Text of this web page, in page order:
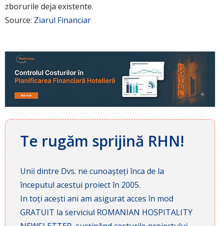
zborurile deja existente.
Source: Ziarul Financiar
Te rugăm sprijină RHN!
Unii dintre Dvs. ne cunoașteți înca de la
începutul acestui proiect în 2005.
In toți acești ani am asigurat acces în mod
GRATUIT la serviciul ROMANIAN HOSPITALITY